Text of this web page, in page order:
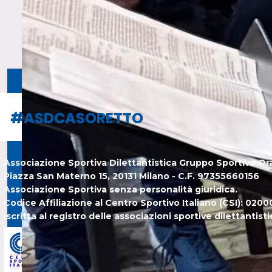
#ASDCASORETTO
#ASDCASORETTO
Associazione Sportiva Dilettantistica Gruppo Sportivo
Piazza San Materno 15, 20131 Milano - C.F. 97355660156
Associazione Sportiva senza personalità giuridica.
Codice Affiliazione al Centro Sportivo Italiano (CSI):
Iscritta al registro delle associazioni sportive